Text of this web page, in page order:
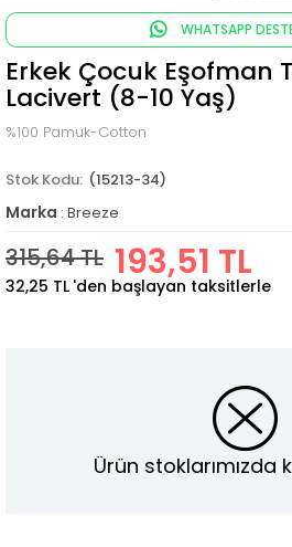
WHATSAPP
Erkek Çocuk Eşofman
Lacivert (8-10 Yaş)
%100 Pamuk-Cotton
(15213-34)
Marka : Breeze
315,64 TL 193,51 TL
32,25 TL 'den başlayan taksitlerle
Ürün stoklarımızda